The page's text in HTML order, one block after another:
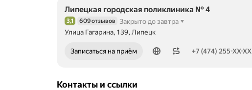
Липецкая городская поликлиника № 4
Рейтинг 3,1 из 5
3,1 609 отзывов
Закрыто до завтра
Улица Гагарина, 139, Липецк
Записаться на приём
Номер телефона: +74742555260 +7 (474) 255-XX-XX
Контакты и ссылки